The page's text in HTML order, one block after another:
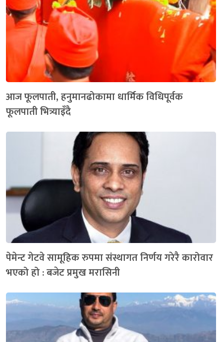
आज फूलपाती, हनुमानढोकामा धार्मिक विधिपूर्वक
फूलपाती भित्र्याइँदै
पेमेन्ट गेटवे सामूहिक रुपमा संस्थागत निर्णय गरेरै कारोवार
भएको हो : बजेट प्रमुख मरासिनी